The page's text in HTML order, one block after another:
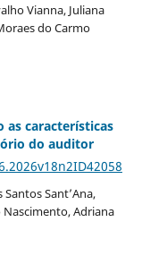
Vianna, Juliana
do Carmo
as características
do auditor
Sant’Ana,
Nascimento, Adriana